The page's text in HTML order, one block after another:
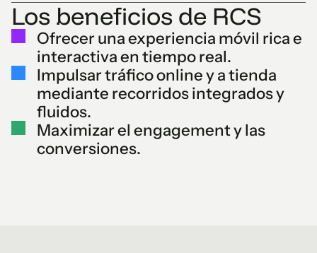
Los beneficios de RCS
Ofrecer una experiencia móvil rica e
interactiva en tiempo real.
Impulsar tráfico online y a tienda
mediante recorridos integrados y
fluidos.
Maximizar el engagement y las
conversiones.